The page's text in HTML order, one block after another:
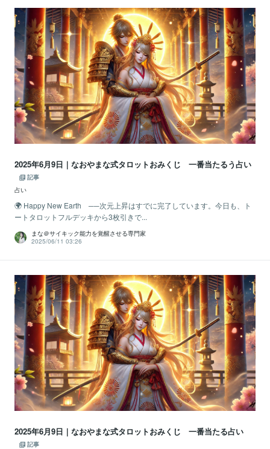
2025年6月9日｜なおやまな式タロットおみくじ 一番当たるう占い
記事
占い
🌍 Happy New Earth ──次元上昇はすでに完了しています。今日も、ト
ートタロットフルデッキから3枚引きで...
まな＠サイキック能力を覚醒させる専門家
2025/06/11 03:26
2025年6月9日｜なおやまな式タロットおみくじ 一番当たる占い
記事